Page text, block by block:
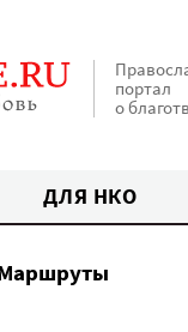
портал
о
ДЛЯ НКО